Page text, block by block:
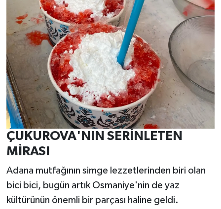
ÇUKUROVA'NIN SERİNLETEN
MİRASI
Adana mutfağının simge lezzetlerinden biri olan
bici bici, bugün artık Osmaniye'nin de yaz
kültürünün önemli bir parçası haline geldi.